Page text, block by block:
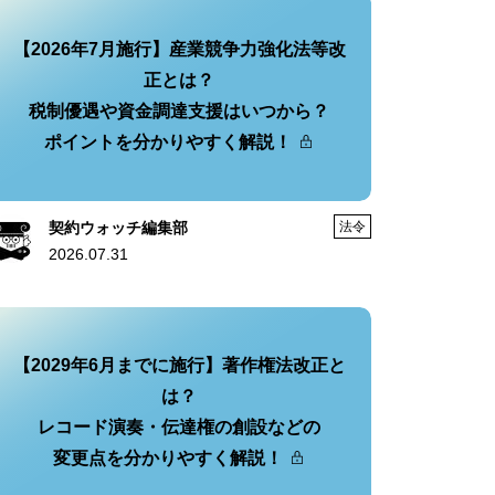
【2026年7月施行】産業競争力強化法等改
正とは？
税制優遇や資金調達支援はいつから？
ポイントを分かりやすく解説！
契約ウォッチ編集部
2026.07.31
法令
【2029年6月までに施行】著作権法改正と
は？
レコード演奏・伝達権の創設などの
変更点を分かりやすく解説！